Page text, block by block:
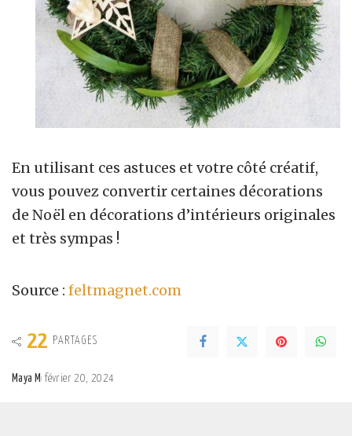
En utilisant ces astuces et votre côté créatif,
vous pouvez convertir certaines décorations
de Noël en décorations d’intérieurs originales
et très sympas !
Source : feltmagnet.com
22 PARTAGES
Posted
Maya M février 20, 2024